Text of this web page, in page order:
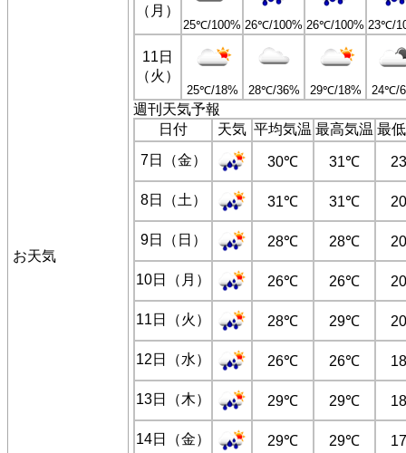
お天気
（月）
25℃/100% 26℃/100% 26℃/100% 23℃/
11日
（火）
25℃/18% 28℃/36% 29℃/18% 24℃/
週刊天気予報
日付
天気 平均気温 最高気温 最
7日（金）
30℃ 31℃
8日（土） 31℃ 31℃
9日（日） 28℃ 28℃
10日（月） 26℃ 26℃
11日（火） 28℃ 29℃
12日（水） 26℃ 26℃
13日（木） 29℃ 29℃
14日（金） 29℃ 29℃